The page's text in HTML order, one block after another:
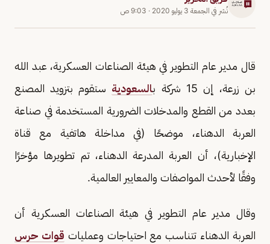
نُشر في الجمعة 3 يوليو 2020 · 9:03 ص
قال مدير عام التطوير في هيئة الصناعات العسكرية، عبد الله
بن زرعة، إن 15 شركة ب
السعودية ستقوم بتزويد المصنع
بعدد من القطع والمدخلات الضرورية المستخدمة في صناعة
العربة الدهناء، موضحًا (في مداخلة هاتفية مع قناة
الإخبارية)، أن العربة المدرعة الدهناء، تم تطويرها مؤخرًا
وفقًا لأحدث المواصفات والمعايير العالمية.
وقال مدير عام التطوير في هيئة الصناعات العسكرية أن
العربة الدهناء تتناسب مع احتياجات وعمليات قوات حرس